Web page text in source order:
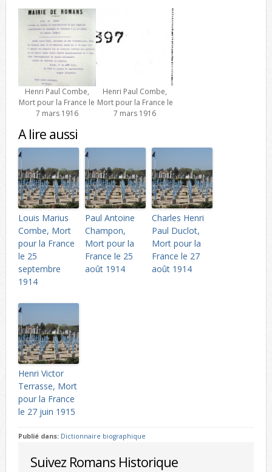
Henri Paul Combe,
Mort pour la France le
7 mars 1916
Henri Paul Combe,
Mort pour la France le
7 mars 1916
A lire aussi
Louis Marius
Combe, Mort
pour la France
le 25
septembre
1914
Paul Antoine
Champon,
Mort pour la
France le 25
août 1914
Charles Henri
Paul Duclot,
Mort pour la
France le 27
août 1914
Henri Victor
Terrasse, Mort
pour la France
le 27 juin 1915
Publié dans: Dictionnaire biographique
Suivez Romans Historique